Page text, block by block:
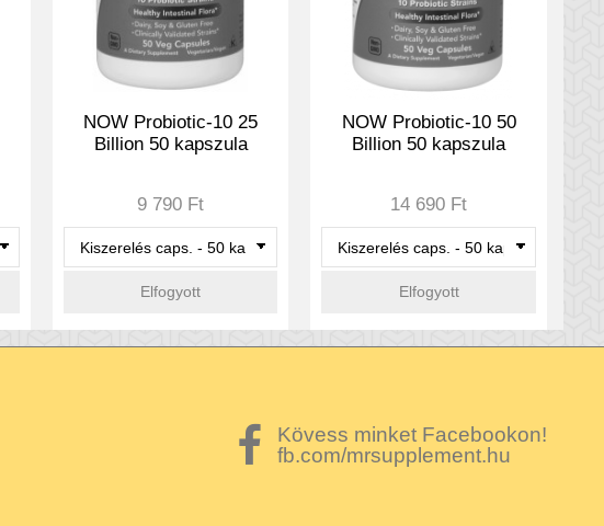
NOW Probiotic-10 25
Billion 50 kapszula
9 790 Ft
Elfogyott
NOW Probiotic-10 50
Billion 50 kapszula
14 690 Ft
Elfogyott
Kövess minket Facebookon!
fb.com/mrsupplement.hu